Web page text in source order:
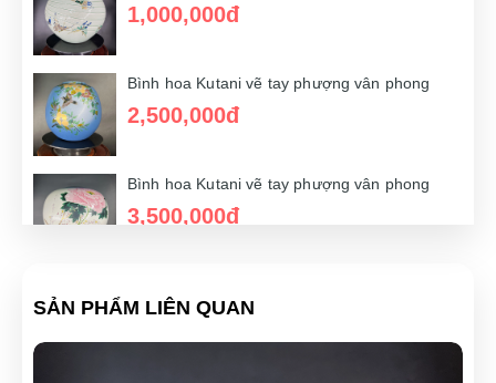
1,500,000đ
2,500,000đ
1,000,000đ
Bình hoa Kutani vẽ tay phượng vân phong
2,500,000đ
Bình hoa Kutani vẽ tay phượng vân phong
3,500,000đ
1,500,000đ
SẢN PHẨM LIÊN QUAN